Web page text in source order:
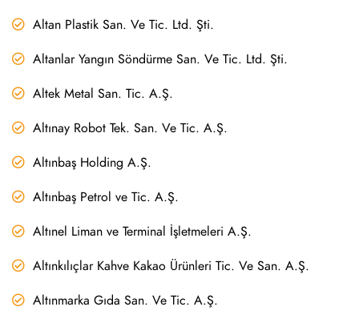
Altan Plastik San. Ve Tic. Ltd. Şti.
Altanlar Yangın Söndürme San. Ve Tic. Ltd. Şti.
Altek Metal San. Tic. A.Ş.
Altınay Robot Tek. San. Ve Tic. A.Ş.
Altınbaş Holding A.Ş.
Altınbaş Petrol ve Tic. A.Ş.
Altınel Liman ve Terminal İşletmeleri A.Ş.
Altınkılıçlar Kahve Kakao Ürünleri Tic. Ve San. A.Ş.
Altınmarka Gıda San. Ve Tic. A.Ş.